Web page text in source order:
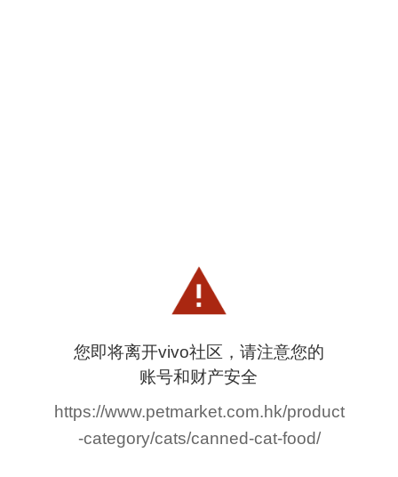
您即将离开vivo社区，请注意您的
账号和财产安全
https://www.petmarket.com.hk/product
-category/cats/canned-cat-food/